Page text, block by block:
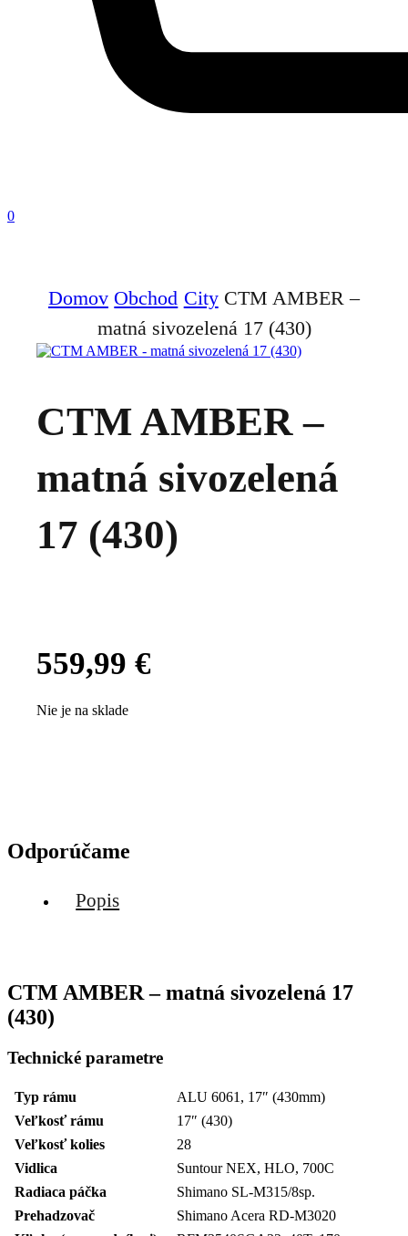
0
Domov Obchod City CTM AMBER –
matná sivozelená 17 (430)
CTM AMBER –
matná sivozelená
17 (430)
559,99 €
Nie je na sklade
Odporúčame
Popis
CTM AMBER – matná sivozelená 17
(430)
Technické parametre
Typ rámu
ALU 6061, 17″ (430mm)
Veľkosť rámu
17″ (430)
Veľkosť kolies
28
Vidlica
Suntour NEX, HLO, 700C
Radiaca páčka
Shimano SL-M315/8sp.
Prehadzovač
Shimano Acera RD-M3020